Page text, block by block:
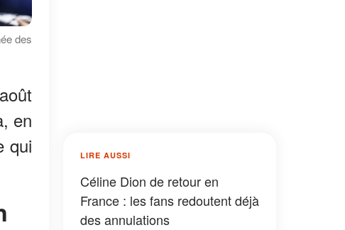
des
en
qui
LIRE AUSSI
Céline Dion de retour en
France : les fans redoutent déjà
des annulations